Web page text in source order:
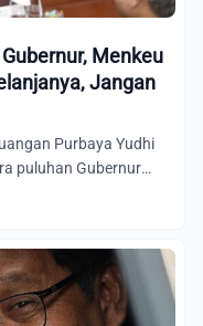
Menkeu
Jangan
Purbaya Yudhi
puluhan Gubernur